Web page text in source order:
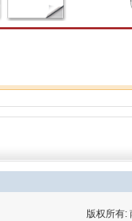
版权所有: